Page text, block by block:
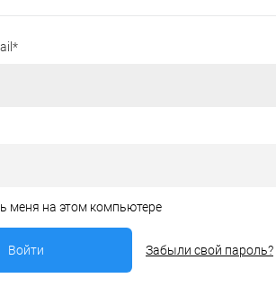
меня на этом компьютере
Забыли свой пароль?